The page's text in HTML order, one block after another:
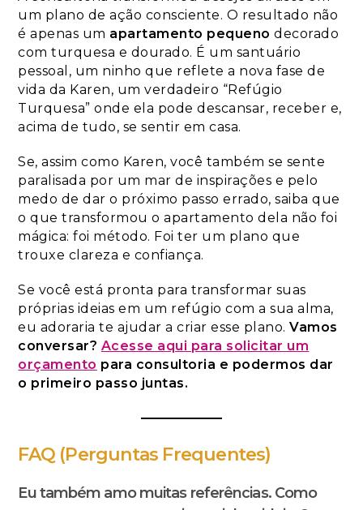
um plano de ação consciente. O resultado não
é apenas um apartamento pequenodecorado
com turquesa e dourado. É um santuário
pessoal, um ninho que reflete a nova fase de
vida da Karen, um verdadeiro “Refúgio
Turquesa” onde ela pode descansar, receber e,
acima de tudo, se sentir em casa.
Se, assim como Karen, você também se sente
paralisada por um mar de inspirações e pelo
medo de dar o próximo passo errado, saiba que
o que transformou o apartamento dela não foi
mágica: foi método. Foi ter um plano que
trouxe clareza e confiança.
Se você está pronta para transformar suas
próprias ideias em um refúgio com a sua alma,
eu adoraria te ajudar a criar esse plano.Vamos
conversar? Acesse aqui para solicitar um
orçamento para consultoria e podermos dar
o primeiro passo juntas.
FAQ (Perguntas Frequentes)
Eu também amo muitas referências. Como